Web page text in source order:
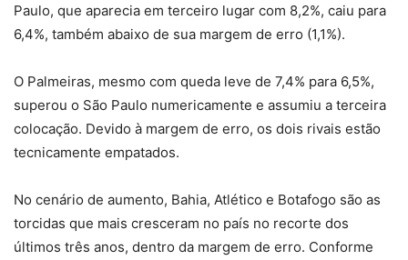
Paulo, que aparecia em terceiro lugar com 8,2%, caiu para
6,4%, também abaixo de sua margem de erro (1,1%).
O Palmeiras, mesmo com queda leve de 7,4% para 6,5%,
superou o São Paulo numericamente e assumiu a terceira
colocação. Devido à margem de erro, os dois rivais estão
tecnicamente empatados.
No cenário de aumento, Bahia, Atlético e Botafogo são as
torcidas que mais cresceram no país no recorte dos
últimos três anos, dentro da margem de erro. Conforme